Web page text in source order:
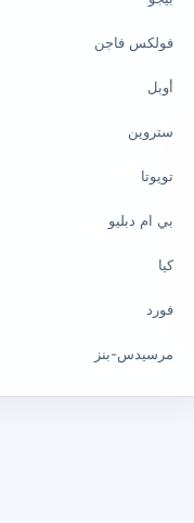
فولكس فاجن
أوبل
ستروين
تويوتا
بي ام دبليو
كيا
فورد
مرسيدس-بنز